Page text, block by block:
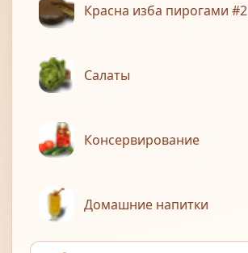
Красна изба пирогами #2
Салаты
Консервирование
Домашние напитки